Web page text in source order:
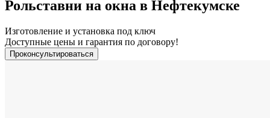
Рольставни на окна в Нефтекумске
Изготовление и установка под ключ
Доступные цены и гарантия по договору!
Проконсультироваться